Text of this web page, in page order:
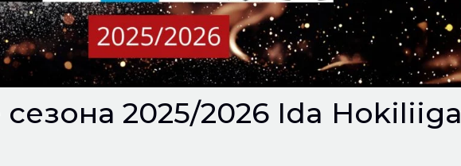
2025/2026 Ida Hokiliiga